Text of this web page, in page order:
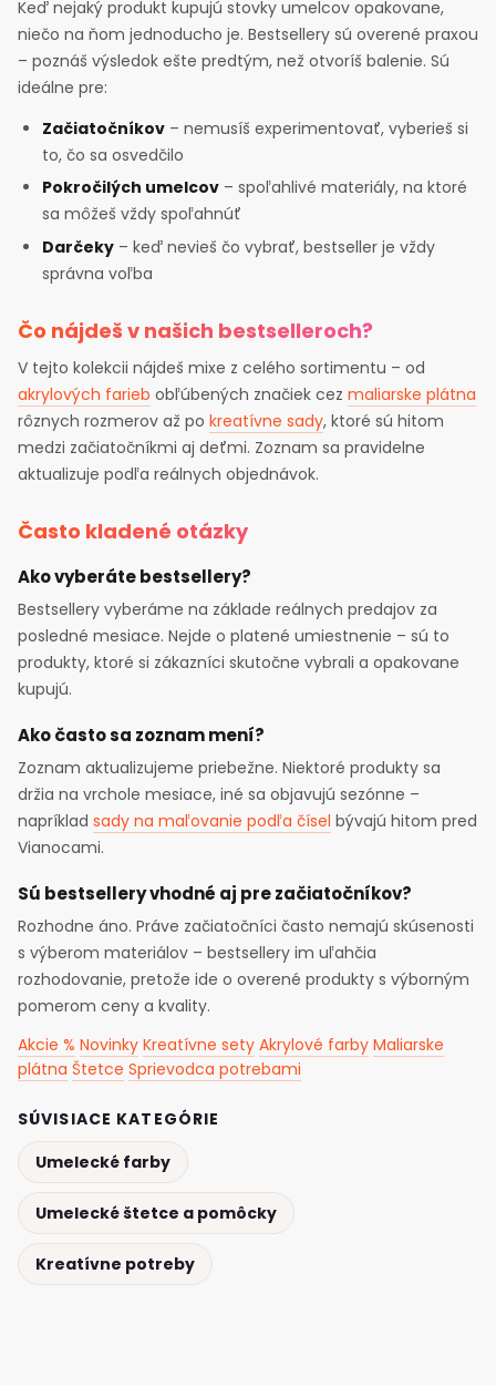
Keď nejaký produkt kupujú stovky umelcov opakovane,
niečo na ňom jednoducho je. Bestsellery sú overené praxou
– poznáš výsledok ešte predtým, než otvoríš balenie. Sú
ideálne pre:
Začiatočníkov – nemusíš experimentovať, vyberieš si
to, čo sa osvedčilo
Pokročilých umelcov – spoľahlivé materiály, na ktoré
sa môžeš vždy spoľahnúť
Darčeky – keď nevieš čo vybrať, bestseller je vždy
správna voľba
Čo nájdeš v našich bestselleroch?
V tejto kolekcii nájdeš mixe z celého sortimentu – od
akrylových farieb obľúbených značiek cez maliarske plátna
rôznych rozmerov až po kreatívne sady, ktoré sú hitom
medzi začiatočníkmi aj deťmi. Zoznam sa pravidelne
aktualizuje podľa reálnych objednávok.
Často kladené otázky
Ako vyberáte bestsellery?
Bestsellery vyberáme na základe reálnych predajov za
posledné mesiace. Nejde o platené umiestnenie – sú to
produkty, ktoré si zákazníci skutočne vybrali a opakovane
kupujú.
Ako často sa zoznam mení?
Zoznam aktualizujeme priebežne. Niektoré produkty sa
držia na vrchole mesiace, iné sa objavujú sezónne –
napríklad sady na maľovanie podľa čísel bývajú hitom pred
Vianocami.
Sú bestsellery vhodné aj pre začiatočníkov?
Rozhodne áno. Práve začiatočníci často nemajú skúsenosti
s výberom materiálov – bestsellery im uľahčia
rozhodovanie, pretože ide o overené produkty s výborným
pomerom ceny a kvality.
Akcie % Novinky Kreatívne sety Akrylové farby Maliarske
plátna Štetce Sprievodca potrebami
SÚVISIACE KATEGÓRIE
Umelecké farby
Umelecké štetce a pomôcky
Kreatívne potreby